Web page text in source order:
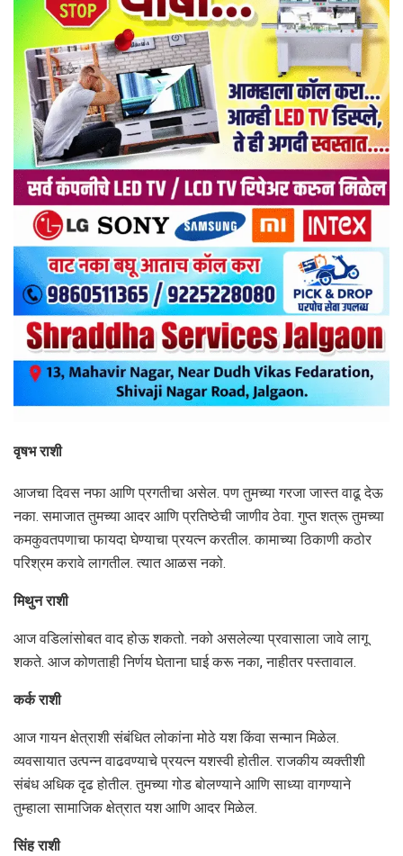
वृषभ राशी
आजचा दिवस नफा आणि प्रगतीचा असेल. पण तुमच्या गरजा जास्त वाढू देऊ
नका. समाजात तुमच्या आदर आणि प्रतिष्ठेची जाणीव ठेवा. गुप्त शत्रू तुमच्या
कमकुवतपणाचा फायदा घेण्याचा प्रयत्न करतील. कामाच्या ठिकाणी कठोर
परिश्रम करावे लागतील. त्यात आळस नको.
मिथुन राशी
आज वडिलांसोबत वाद होऊ शकतो. नको असलेल्या प्रवासाला जावे लागू
शकते. आज कोणताही निर्णय घेताना घाई करू नका, नाहीतर पस्तावाल.
कर्क राशी
आज गायन क्षेत्राशी संबंधित लोकांना मोठे यश किंवा सन्मान मिळेल.
व्यवसायात उत्पन्न वाढवण्याचे प्रयत्न यशस्वी होतील. राजकीय व्यक्तीशी
संबंध अधिक दृढ होतील. तुमच्या गोड बोलण्याने आणि साध्या वागण्याने
तुम्हाला सामाजिक क्षेत्रात यश आणि आदर मिळेल.
सिंह राशी